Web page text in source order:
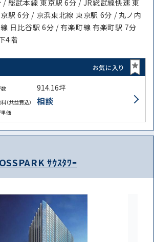
/ 総武本線 東京駅 6分 / JR総武線快速 東
駅 6分 / 京浜東北線 東京駅 6分 / 丸ノ内
日比谷駅 6分 / 有楽町線 有楽町駅 7分
4階
お気に入り
914.16坪
（共益費込） 相談
価
ｻｳｽﾀﾜｰ